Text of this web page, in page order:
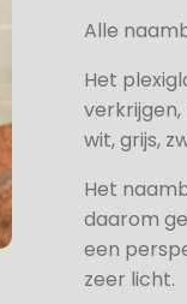
Alle
Het
wit, grijs,
Het
daarom
een
zeer licht.